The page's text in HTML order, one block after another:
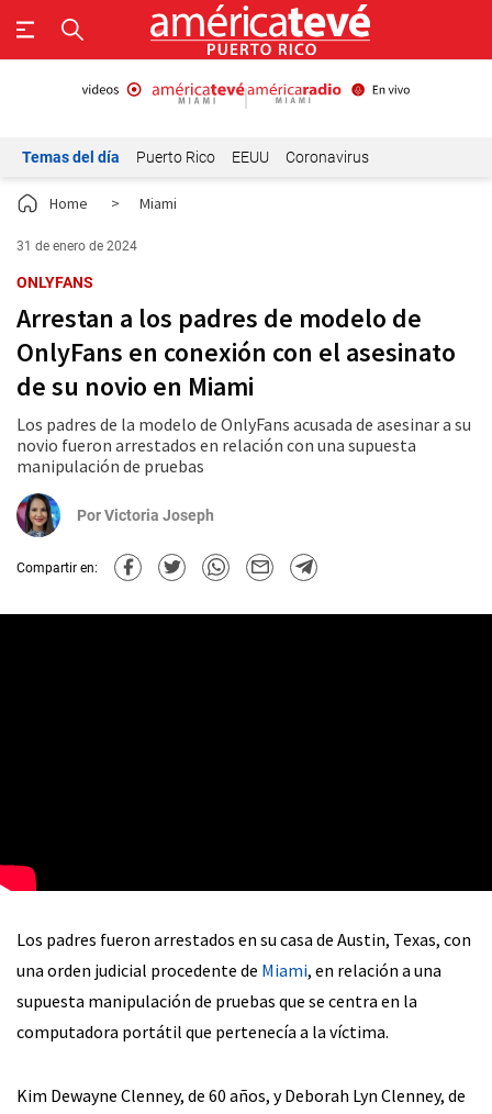
Temas del día Puerto Rico EEUU Coronavirus
Home > Miami
31 de enero de 2024
ONLYFANS
Arrestan a los padres de modelo de
OnlyFans en conexión con el asesinato
de su novio en Miami
Los padres de la modelo de OnlyFans acusada de asesinar a su
novio fueron arrestados en relación con una supuesta
manipulación de pruebas
PorVictoria Joseph
Compartir en:
Los padres fueron arrestados en su casa de Austin, Texas, con
una orden judicial procedente de Miami, en relación a una
supuesta manipulación de pruebas que se centra en la
computadora portátil que pertenecía a la víctima.
Kim Dewayne Clenney, de 60 años, y Deborah Lyn Clenney, de